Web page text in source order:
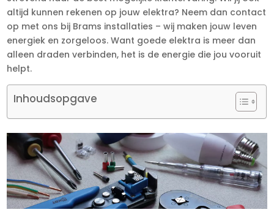
altijd kunnen rekenen op jouw elektra? Neem dan contact
op met ons bij Brams installaties – wij maken jouw leven
energiek en zorgeloos. Want goede elektra is meer dan
alleen draden verbinden, het is de energie die jou vooruit
helpt.
Inhoudsopgave